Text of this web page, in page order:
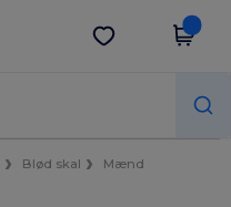
Hent app
Blød skal
Mænd